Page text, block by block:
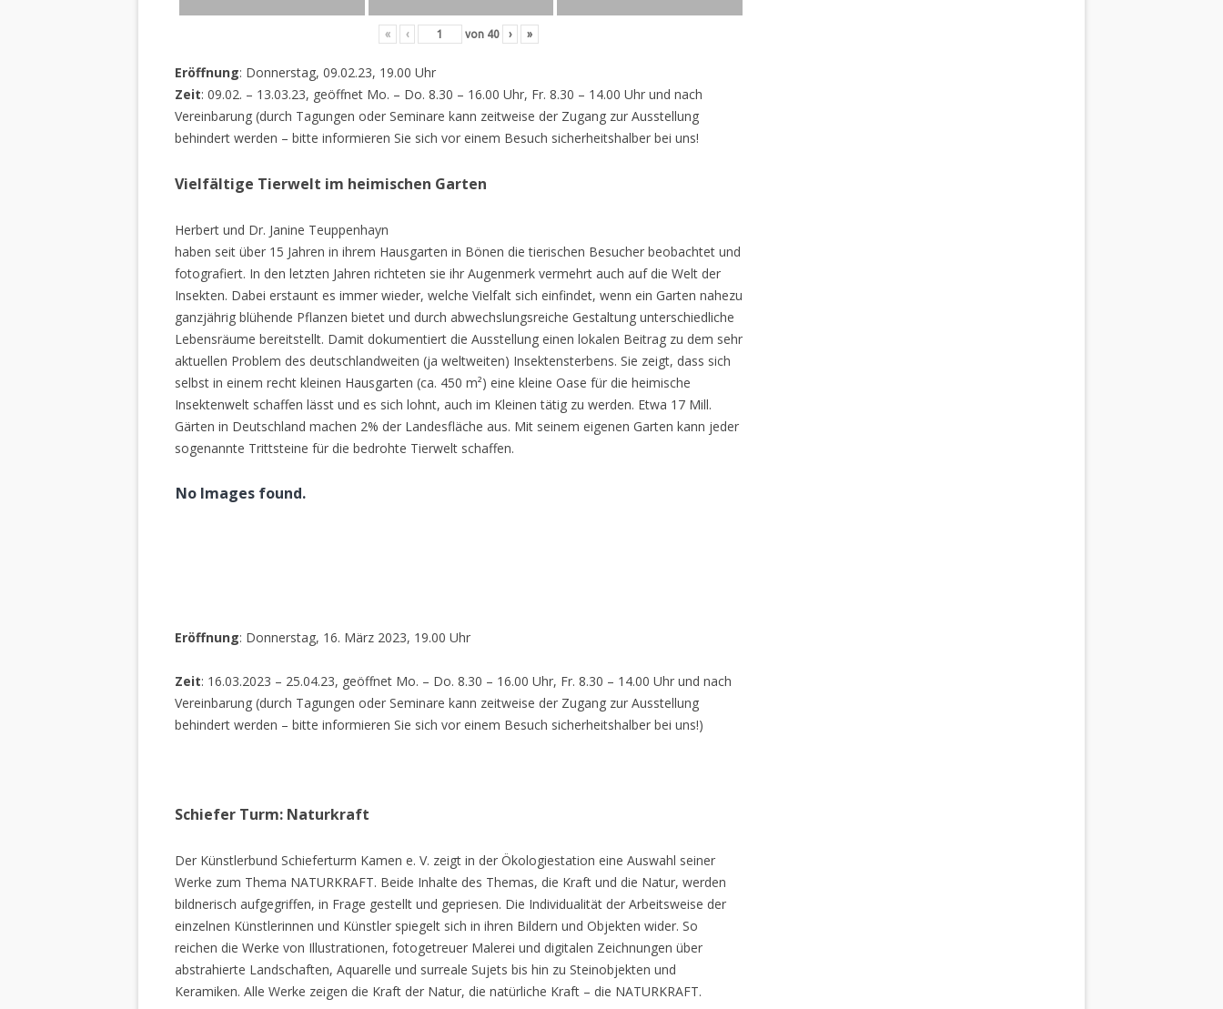
« ‹ von 40 › »
Eröffnung: Donnerstag, 09.02.23, 19.00 Uhr
Zeit: 09.02. – 13.03.23, geöffnet Mo. – Do. 8.30 – 16.00 Uhr, Fr. 8.30 – 14.00 Uhr und nach
Vereinbarung (durch Tagungen oder Seminare kann zeitweise der Zugang zur Ausstellung
behindert werden – bitte informieren Sie sich vor einem Besuch sicherheitshalber bei uns!
Vielfältige Tierwelt im heimischen Garten
Herbert und Dr. Janine Teuppenhayn
haben seit über 15 Jahren in ihrem Hausgarten in Bönen die tierischen Besucher beobachtet und
fotografiert. In den letzten Jahren richteten sie ihr Augenmerk vermehrt auch auf die Welt der
Insekten. Dabei erstaunt es immer wieder, welche Vielfalt sich einfindet, wenn ein Garten nahezu
ganzjährig blühende Pflanzen bietet und durch abwechslungsreiche Gestaltung unterschiedliche
Lebensräume bereitstellt. Damit dokumentiert die Ausstellung einen lokalen Beitrag zu dem sehr
aktuellen Problem des deutschlandweiten (ja weltweiten) Insektensterbens. Sie zeigt, dass sich
selbst in einem recht kleinen Hausgarten (ca. 450 m²) eine kleine Oase für die heimische
Insektenwelt schaffen lässt und es sich lohnt, auch im Kleinen tätig zu werden. Etwa 17 Mill.
Gärten in Deutschland machen 2% der Landesfläche aus. Mit seinem eigenen Garten kann jeder
sogenannte Trittsteine für die bedrohte Tierwelt schaffen.
No Images found.
Eröffnung: Donnerstag, 16. März 2023, 19.00 Uhr
Zeit: 16.03.2023 – 25.04.23, geöffnet Mo. – Do. 8.30 – 16.00 Uhr, Fr. 8.30 – 14.00 Uhr und nach
Vereinbarung (durch Tagungen oder Seminare kann zeitweise der Zugang zur Ausstellung
behindert werden – bitte informieren Sie sich vor einem Besuch sicherheitshalber bei uns!)
Schiefer Turm: Naturkraft
Der Künstlerbund Schieferturm Kamen e. V. zeigt in der Ökologiestation eine Auswahl seiner
Werke zum Thema NATURKRAFT. Beide Inhalte des Themas, die Kraft und die Natur, werden
bildnerisch aufgegriffen, in Frage gestellt und gepriesen. Die Individualität der Arbeitsweise der
einzelnen Künstlerinnen und Künstler spiegelt sich in ihren Bildern und Objekten wider. So
reichen die Werke von Illustrationen, fotogetreuer Malerei und digitalen Zeichnungen über
abstrahierte Landschaften, Aquarelle und surreale Sujets bis hin zu Steinobjekten und
Keramiken. Alle Werke zeigen die Kraft der Natur, die natürliche Kraft – die NATURKRAFT.